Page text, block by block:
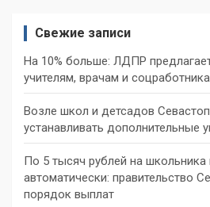
Свежие записи
На 10% больше: ЛДПР
учителям, врачам и
Возле школ и детсадов
устанавливать дополнительные
По 5 тысяч рублей на школьника
автоматически: правительство
порядок выплат